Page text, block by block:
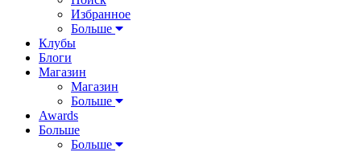
Избранное
Больше
Клубы
Блоги
Магазин
Магазин
Больше
Awards
Больше
Больше